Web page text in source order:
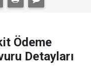
Ödeme
Detayları